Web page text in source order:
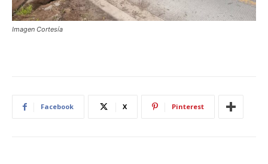
Imagen Cortesía
Facebook X Pinterest